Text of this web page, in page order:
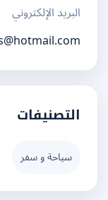
البريد الإلكتروني
التصنيفات
سياحة و سفر